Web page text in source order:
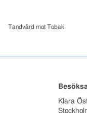
Tandvård mot Tobak
Klara